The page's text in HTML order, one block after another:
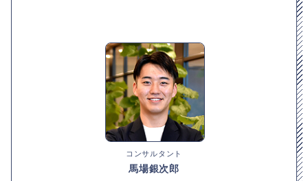
コンサルタント
馬場銀次郎